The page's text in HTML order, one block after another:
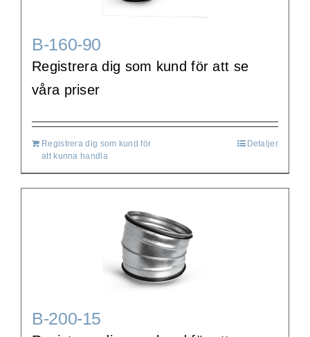
B-160-90
Registrera dig som kund för att se
våra priser
Registrera dig som kund för
att kunna handla
Detaljer
B-200-15